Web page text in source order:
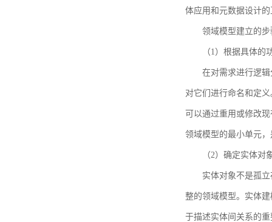
体应用和元数据设计
领域模型建立的
（1）根据具体
在对需求进行逻
对它们进行命名和定
可以通过重用或修改
领域模型的最小单元
（2）确定实体
实体对象不是孤
整的领域模型。实体
于描述实体间关系的